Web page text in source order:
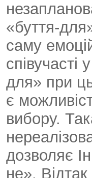
«буття-
саму
співучасті
для» при
є
вибору.
дозволяє
не».